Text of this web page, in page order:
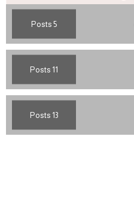
5 Posts
11 Posts
13 Posts